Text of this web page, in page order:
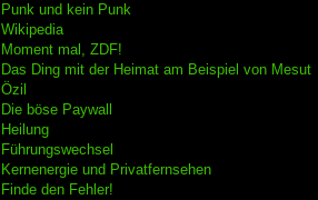
Punk und kein Punk
Wikipedia
Moment mal, ZDF!
Das Ding mit der Heimat am Beispiel von Mesut
Özil
Die böse Paywall
Heilung
Führungswechsel
Kernenergie und Privatfernsehen
Finde den Fehler!